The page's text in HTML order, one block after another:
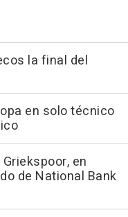
la final del
en solo técnico
en
de National Bank